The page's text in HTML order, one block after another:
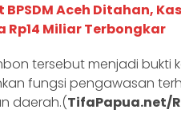
Aceh Ditahan,
Rp14 Miliar Terbongkar
tersebut menjadi bukti
fungsi pengawasan
daerah.(TifaPapua.net/